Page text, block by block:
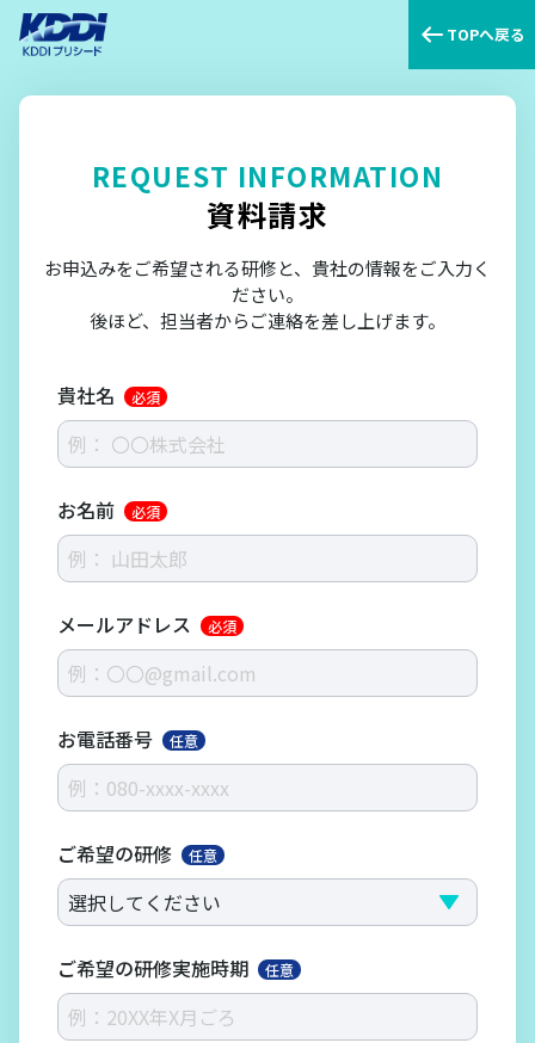
TOPへ戻る
REQUEST INFORMATION
資料請求
お申込みをご希望される研修と、貴社の情報をご入力く
ださい。
後ほど、担当者からご連絡を差し上げます。
貴社名 必須
お名前 必須
メールアドレス 必須
お電話番号 任意
ご希望の研修 任意
ご希望の研修実施時期 任意